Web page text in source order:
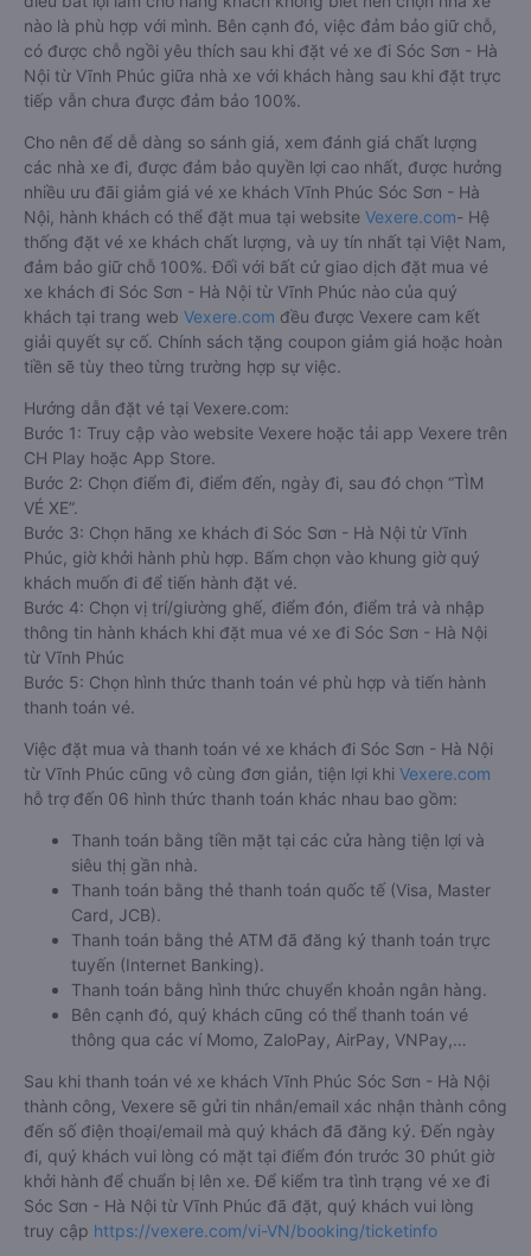
nào là phù hợp với mình. Bên cạnh đó, việc đảm bảo giữ chỗ,
có được chỗ ngồi yêu thích sau khi đặt vé xe đi Sóc Sơn - Hà
Nội từ Vĩnh Phúc giữa nhà xe với khách hàng sau khi đặt trực
tiếp vẫn chưa được đảm bảo 100%.
Cho nên để dễ dàng so sánh giá, xem đánh giá chất lượng
các nhà xe đi, được đảm bảo quyền lợi cao nhất, được hưởng
nhiều ưu đãi giảm giá vé xe khách Vĩnh Phúc Sóc Sơn - Hà
Nội, hành khách có thể đặt mua tại website Vexere.com- Hệ
thống đặt vé xe khách chất lượng, và uy tín nhất tại Việt Nam,
đảm bảo giữ chỗ 100%. Đối với bất cứ giao dịch đặt mua vé
xe khách đi Sóc Sơn - Hà Nội từ Vĩnh Phúc nào của quý
khách tại trang web Vexere.com đều được Vexere cam kết
giải quyết sự cố. Chính sách tặng coupon giảm giá hoặc hoàn
tiền sẽ tùy theo từng trường hợp sự việc.
Hướng dẫn đặt vé tại Vexere.com:
Bước 1: Truy cập vào website Vexere hoặc tải app Vexere trên
CH Play hoặc App Store.
Bước 2: Chọn điểm đi, điểm đến, ngày đi, sau đó chọn “TÌM
VÉ XE”.
Bước 3: Chọn hãng xe khách đi Sóc Sơn - Hà Nội từ Vĩnh
Phúc, giờ khởi hành phù hợp. Bấm chọn vào khung giờ quý
khách muốn đi để tiến hành đặt vé.
Bước 4: Chọn vị trí/giường ghế, điểm đón, điểm trả và nhập
thông tin hành khách khi đặt mua vé xe đi Sóc Sơn - Hà Nội
từ Vĩnh Phúc
Bước 5: Chọn hình thức thanh toán vé phù hợp và tiến hành
thanh toán vé.
Việc đặt mua và thanh toán vé xe khách đi Sóc Sơn - Hà Nội
từ Vĩnh Phúc cũng vô cùng đơn giản, tiện lợi khi Vexere.com
hỗ trợ đến 06 hình thức thanh toán khác nhau bao gồm:
Thanh toán bằng tiền mặt tại các cửa hàng tiện lợi và
siêu thị gần nhà.
Thanh toán bằng thẻ thanh toán quốc tế (Visa, Master
Card, JCB).
Thanh toán bằng thẻ ATM đã đăng ký thanh toán trực
tuyến (Internet Banking).
Thanh toán bằng hình thức chuyển khoản ngân hàng.
Bên cạnh đó, quý khách cũng có thể thanh toán vé
thông qua các ví Momo, ZaloPay, AirPay, VNPay,…
Sau khi thanh toán vé xe khách Vĩnh Phúc Sóc Sơn - Hà Nội
thành công, Vexere sẽ gửi tin nhắn/email xác nhận thành công
đến số điện thoại/email mà quý khách đã đăng ký. Đến ngày
đi, quý khách vui lòng có mặt tại điểm đón trước 30 phút giờ
khởi hành để chuẩn bị lên xe. Để kiểm tra tình trạng vé xe đi
Sóc Sơn - Hà Nội từ Vĩnh Phúc đã đặt, quý khách vui lòng
truy cập https://vexere.com/vi-VN/booking/ticketinfo